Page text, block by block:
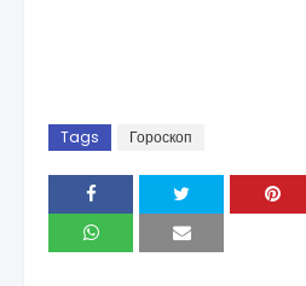
Tags Гороскоп